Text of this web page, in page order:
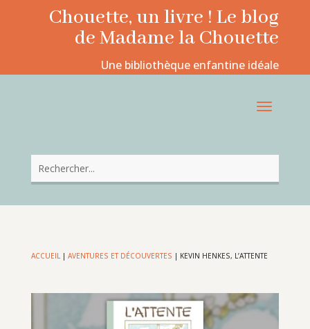
Chouette, un livre ! Le blog
de Madame la Chouette
Une bibliothèque enfantine idéale
ACCUEIL| AVENTURES ET DÉCOUVERTES | KEVIN HENKES, L’ATTENTE